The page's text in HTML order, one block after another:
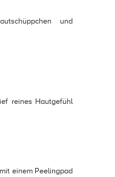
und
reines Hautgefühl
einem Peelingpad